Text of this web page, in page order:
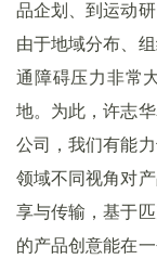
品企划、到运动
由于地域分布、
通障碍压力非常
地。为此，许志
公司，我们有能
领域不同视角对
享与传输，基于
的产品创意能在